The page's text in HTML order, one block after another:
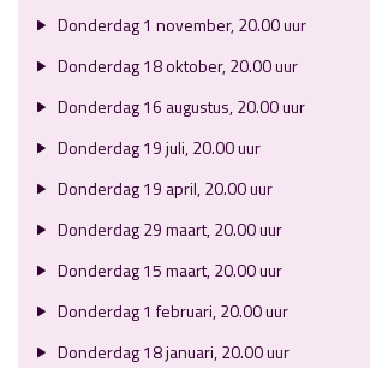
Donderdag 1 november, 20.00 uur
Donderdag 18 oktober, 20.00 uur
Donderdag 16 augustus, 20.00 uur
Donderdag 19 juli, 20.00 uur
Donderdag 19 april, 20.00 uur
Donderdag 29 maart, 20.00 uur
Donderdag 15 maart, 20.00 uur
Donderdag 1 februari, 20.00 uur
Donderdag 18 januari, 20.00 uur